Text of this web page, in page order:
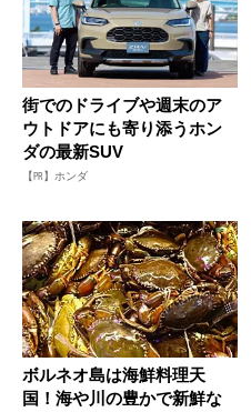
街でのドライブや週末のア
ウトドアにも寄り添うホン
ダの最新SUV
【PR】ホンダ
ボルネオ島は海鮮料理天
国！海や川の豊かで新鮮な